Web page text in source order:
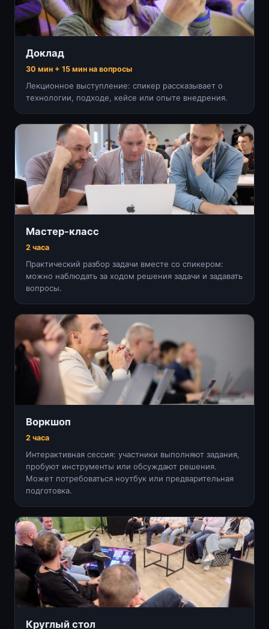
Доклад
30 мин + 15 мин на вопросы
Лекционное выступление: спикер рассказывает о
технологии, подходе, кейсе или опыте внедрения.
Мастер-класс
2 часа
Практический разбор задачи вместе со спикером:
можно наблюдать за ходом решения задачи и задавать
вопросы.
Воркшоп
2 часа
Интерактивная сессия: участники выполняют задания,
пробуют инструменты или обсуждают решения.
Может потребоваться ноутбук или предварительная
подготовка.
Круглый стол